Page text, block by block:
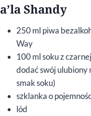
a’la Shandy
250 ml piwa
Way
100 ml soku z
dodać swój ulubiony
smak soku)
szklanka o
lód